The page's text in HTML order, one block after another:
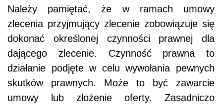
Należy pamiętać, że w ramach umowy
zlecenia przyjmujący zlecenie zobowiązuje się
dokonać określonej czynności prawnej dla
dającego zlecenie. Czynność prawna to
działanie podjęte w celu wywołania pewnych
skutków prawnych. Może to być zawarcie
umowy lub złożenie oferty. Zasadniczo